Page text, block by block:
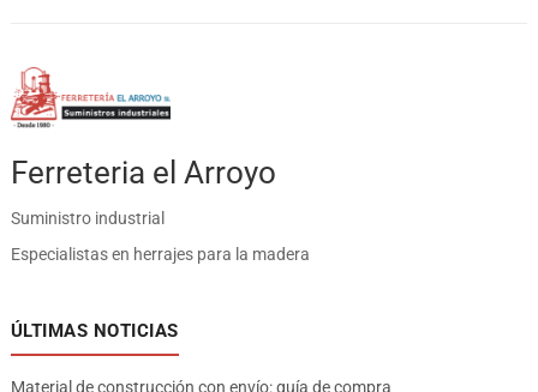
Ferreteria el Arroyo
Suministro industrial
Especialistas en herrajes para la madera
ÚLTIMAS NOTICIAS
Material de construcción con envío: guía de compra